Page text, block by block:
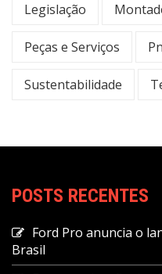
Legislação
Peças e Serviços
Sustentabilidade
POSTS RECENTES
Ford Pro anuncia o
Brasil